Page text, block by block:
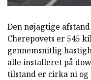
Den nøjagtige
Cherepovets er 545
gennemsnitlig
alle installeret på
tilstand er cirka ni og